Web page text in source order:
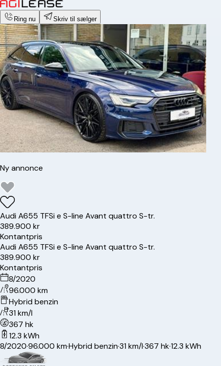
Ring nu Skriv til sælger
Ny annonce
AudiA655 TFSi e S-line Avant quattro S-tr.
389.900 kr
Kontantpris
AudiA655 TFSi e S-line Avant quattro S-tr.
389.900 kr
Kontantpris
8/2020
96.000 km
Hybrid benzin
31 km/l
367 hk
12.3 kWh
8/2020·96.000 km·Hybrid benzin·31 km/l·367 hk·12.3 kWh